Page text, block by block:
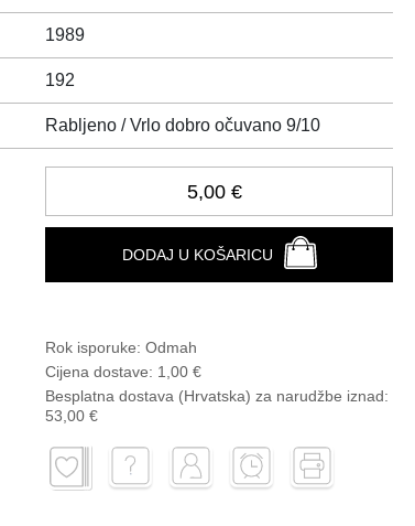
1989
192
Rabljeno / Vrlo dobro očuvano 9/10
5,00 €
DODAJ U KOŠARICU
Rok isporuke: Odmah
Cijena dostave: 1,00 €
Besplatna dostava (Hrvatska) za narudžbe iznad:
53,00 €